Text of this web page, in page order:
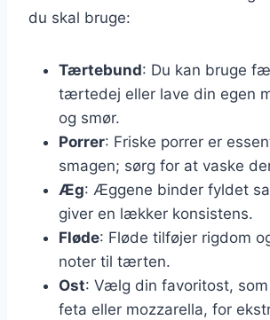
du skal bruge:
Tærtebund: Du kan bruge
tærtedej eller lave din egen
og smør.
Porrer: Friske porrer er
smagen; sørg for at vaske
Æg: Æggene binder fyldet
giver en lækker konsistens.
Fløde: Fløde tilføjer rigdom
noter til tærten.
Ost: Vælg din favoritost,
feta eller mozzarella, for